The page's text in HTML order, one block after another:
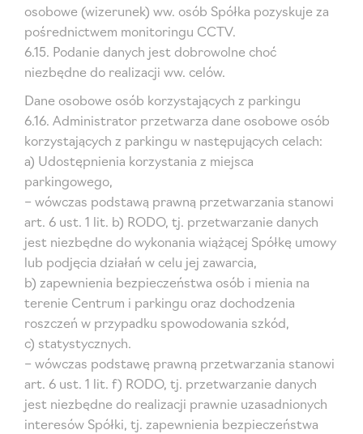
osobowe (wizerunek) ww. osób Spółka pozyskuje za
pośrednictwem monitoringu CCTV.
6.15. Podanie danych jest dobrowolne choć
niezbędne do realizacji ww. celów.
Dane osobowe osób korzystających z parkingu
6.16. Administrator przetwarza dane osobowe osób
korzystających z parkingu w następujących celach:
a) Udostępnienia korzystania z miejsca
parkingowego,
– wówczas podstawą prawną przetwarzania stanowi
art. 6 ust. 1 lit. b) RODO, tj. przetwarzanie danych
jest niezbędne do wykonania wiążącej Spółkę umowy
lub podjęcia działań w celu jej zawarcia,
b) zapewnienia bezpieczeństwa osób i mienia na
terenie Centrum i parkingu oraz dochodzenia
roszczeń w przypadku spowodowania szkód,
c) statystycznych.
– wówczas podstawę prawną przetwarzania stanowi
art. 6 ust. 1 lit. f) RODO, tj. przetwarzanie danych
jest niezbędne do realizacji prawnie uzasadnionych
interesów Spółki, tj. zapewnienia bezpieczeństwa